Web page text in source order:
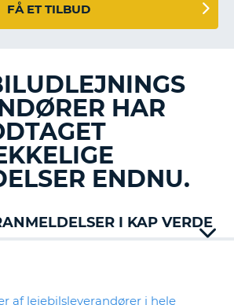
FÅ ET TILBUD
HAR
ENDNU.
I KAP VERDE
af lejebilsleverandører i hele